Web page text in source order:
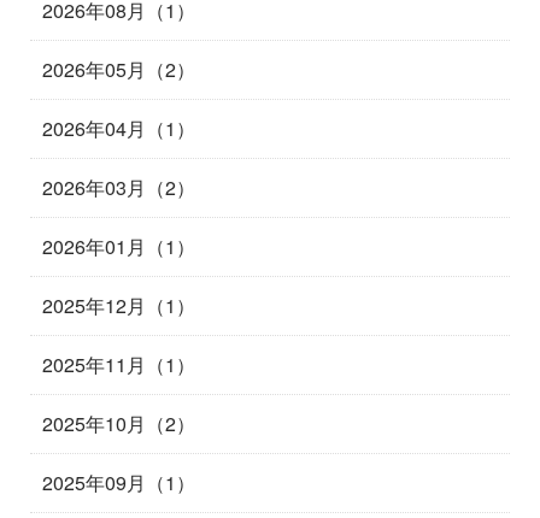
2026年08月（1）
2026年05月（2）
2026年04月（1）
2026年03月（2）
2026年01月（1）
2025年12月（1）
2025年11月（1）
2025年10月（2）
2025年09月（1）